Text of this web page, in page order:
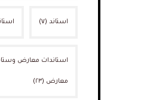
استاند(٧)
استاندات معارض
معارض (٢٣)